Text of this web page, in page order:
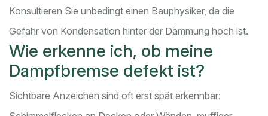
Konsultieren Sie unbedingt einen Bauphysiker, da die
Gefahr von Kondensation hinter der Dämmung hoch ist.
Wie erkenne ich, ob meine
Dampfbremse defekt ist?
Sichtbare Anzeichen sind oft erst spät erkennbar: